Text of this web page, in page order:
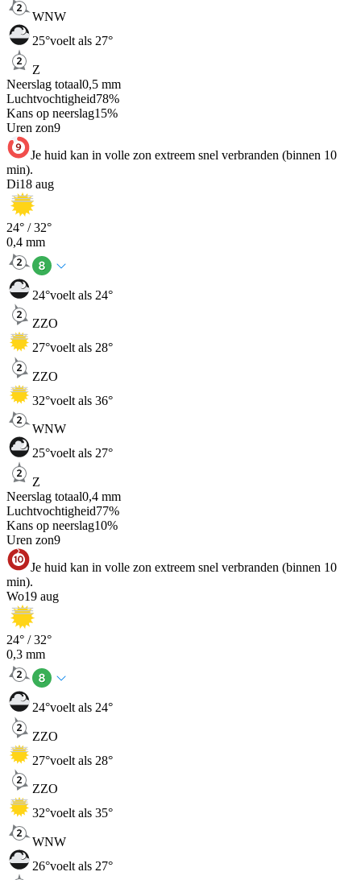
WNW
25°voelt als 27°
Z
Neerslag totaal0,5 mm
Luchtvochtigheid78%
Kans op neerslag15%
Uren zon9
Je huid kan in volle zon extreem snel verbranden (binnen 10
min).
Di18 aug
24° /32°
0,4 mm
24°voelt als 24°
ZZO
27°voelt als 28°
ZZO
32°voelt als 36°
WNW
25°voelt als 27°
Z
Neerslag totaal0,4 mm
Luchtvochtigheid77%
Kans op neerslag10%
Uren zon9
Je huid kan in volle zon extreem snel verbranden (binnen 10
min).
Wo19 aug
24° /32°
0,3 mm
24°voelt als 24°
ZZO
27°voelt als 28°
ZZO
32°voelt als 35°
WNW
26°voelt als 27°